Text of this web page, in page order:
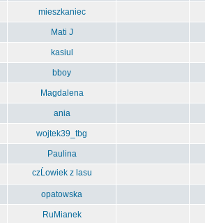
mieszkaniec
Mati J
kasiul
bboy
Magdalena
ania
wojtek39_tbg
Paulina
czĹowiek z lasu
opatowska
RuMianek